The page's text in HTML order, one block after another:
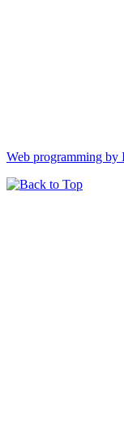
Web programming